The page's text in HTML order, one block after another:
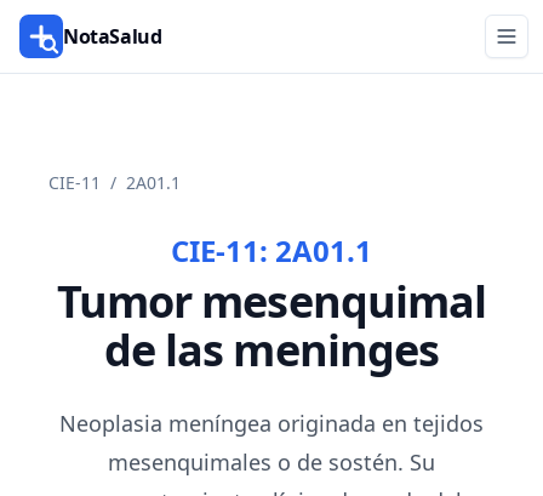
NotaSalud
CIE-11 / 2A01.1
CIE-11: 2A01.1
Tumor mesenquimal
de las meninges
Neoplasia meníngea originada en tejidos
mesenquimales o de sostén. Su